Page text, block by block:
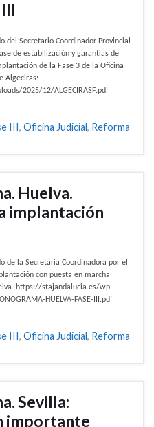
del Secretario Coordinador Provincial
de estabilización y garantías de
de la Fase 3 de la Oficina
Algeciras:
2025/12/ALGECIRASF.pdf
III, Oficina Judicial, Reforma
Huelva.
implantación
de la Secretaria Coordinadora por el
con puesta en marcha
https://stajandalucia.es/wp-
HUELVA-FASE-III.pdf
III, Oficina Judicial, Reforma
Sevilla:
importante